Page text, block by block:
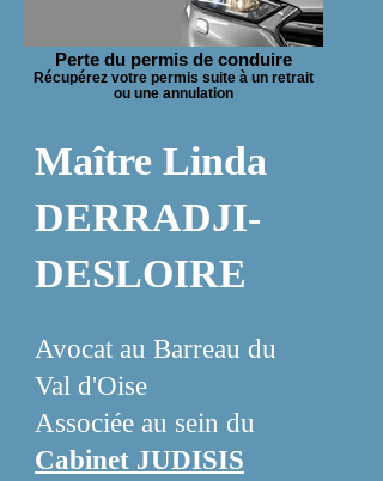
Maître Linda
DERRADJI-
DESLOIRE
Avocat au Barreau du
Val d'Oise
Associée au sein du
Cabinet JUDISIS
Perte du permis de conduire
Récupérez votre permis suite à un retrait
ou une annulation